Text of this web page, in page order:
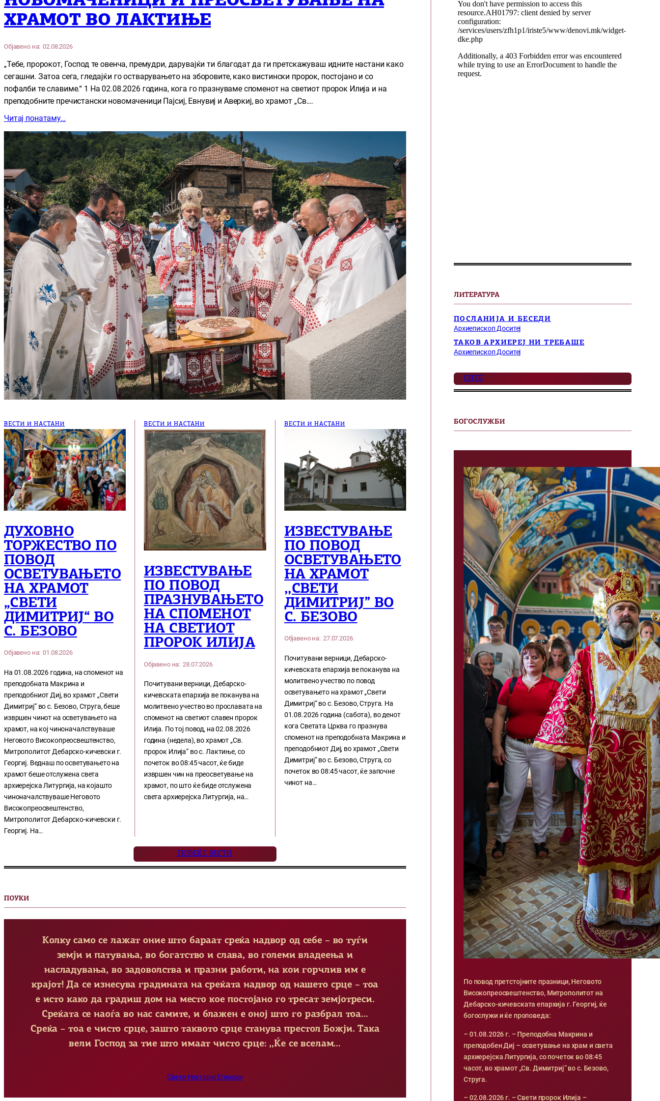
ХРАМОТ ВО ЛАКТИЊЕ
Објавено на: 02.08.2026
„Тебе, пророкот, Господ те овенча, премудри, дарувајќи ти благодат да ги претскажуваш идните настани како
сегашни. Затоа сега, гледајќи го остварувањето на зборовите, како вистински пророк, постојано и со
пофалби те славиме.“ 1 На 02.08.2026 година, кога го празнуваме споменот на светиот пророк Илија и на
преподобните пречистански новомаченици Пајсиј, Евнувиј и Аверкиј, во храмот „Св.…
Читај понатаму…
ВЕСТИ И НАСТАНИ
ДУХОВНО
ТОРЖЕСТВО ПО
ПОВОД
ОСВЕТУВАЊЕТО
НА ХРАМОТ
„СВЕТИ
ДИМИТРИЈ“ ВО
С. БЕЗОВО
Објавено на: 01.08.2026
На 01.08.2026 година, на споменот на
преподобната Макрина и
преподобниот Диј, во храмот „Свети
Димитриј“ во с. Безово, Струга, беше
извршен чинот на осветувањето на
храмот, на кој чиноначалствуваше
Неговото Високопреосвештенство,
Митрополитот Дебарско-кичевски г.
Георгиј. Веднаш по осветувањето на
храмот беше отслужена света
архиерејска Литургија, на којашто
чиноначалствуваше Неговото
Високопреосвештенство,
Митрополитот Дебарско-кичевски г.
Георгиј. На…
ВЕСТИ И НАСТАНИ
ИЗВЕСТУВАЊЕ
ПО ПОВОД
ПРАЗНУВАЊЕТО
НА СПОМЕНОТ
НА СВЕТИОТ
ПРОРОК ИЛИЈА
Објавено на: 28.07.2026
Почитувани верници, Дебарско-
кичевската епархија ве поканува на
молитвено учество во прославата на
споменот на светиот славен пророк
Илија. По тој повод, на 02.08.2026
година (недела), во храмот „Св.
пророк Илија“ во с. Лактиње, со
почеток во 08:45 часот, ќе биде
извршен чин на преосветување на
храмот, по што ќе биде отслужена
света архиерејска Литургија, на…
ВЕСТИ И НАСТАНИ
ИЗВЕСТУВАЊЕ
ПО ПОВОД
ОСВЕТУВАЊЕТО
НА ХРАМОТ
,,СВЕТИ
ДИМИТРИЈ” ВО
С. БЕЗОВО
Објавено на: 27.07.2026
Почитувани верници, Дебарско-
кичевската епархија ве поканува на
молитвено учество по повод
осветувањето на храмот „Свети
Димитриј“ во с. Безово, Струга. На
01.08.2026 година (сабота), во денот
кога Светата Црква го празнува
споменот на преподобната Макрина и
преподобниот Диј, во храмот „Свети
Димитриј“ во с. Безово, Струга, со
почеток во 08:45 часот, ќе започне
чинот на…
ПОВЕЌЕ ВЕСТИ
ПОУКИ
Колку само се лажат оние што бараат среќа надвор од себе – во туѓи
земји и патувања, во богатство и слава, во големи владеења и
насладувања, во задоволства и празни работи, на кои горчлив им е
крајот! Да се изнесува градината на среќата надвор од нашето срце – тоа
е исто како да градиш дом на место кое постојано го тресат земјотреси.
Среќата се наоѓа во нас самите, и блажен е оној што го разбрал тоа…
Среќа – тоа е чисто срце, зашто таквото срце станува престол Божји. Така
вели Господ за тие што имаат чисто срце: ,,Ќе се вселам…
Свети Нектариј Егински
ЛИТЕРАТУРА
ПОСЛАНИЈА И БЕСЕДИ
Архиепископ Доситеј
ТАКОВ АРХИЕРЕЈ НИ ТРЕБАШЕ
Архиепископ Доситеј
СИТЕ
БОГОСЛУЖБИ
По повод претстојните празници, Неговото
Високопреосвештенство, Митрополитот на
Дебарско-кичевската епархија г. Георгиј, ќе
богослужи и ќе проповеда:
– 01.08.2026 г. – Преподобна Макрина и
преподобен Диј – осветување на храм и света
архиерејска Литургија, со почеток во 08:45
часот, во храмот „Св. Димитриј“ во с. Безово,
Струга.
– 02.08.2026 г. – Свети пророк Илија –